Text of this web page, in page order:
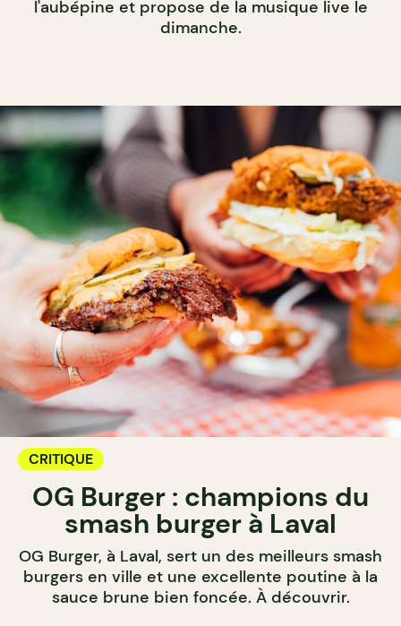
l'aubépine et propose de la musique live le
dimanche.
CRITIQUE
OG Burger : champions du
smash burger à Laval
OG Burger, à Laval, sert un des meilleurs smash
burgers en ville et une excellente poutine à la
sauce brune bien foncée. À découvrir.